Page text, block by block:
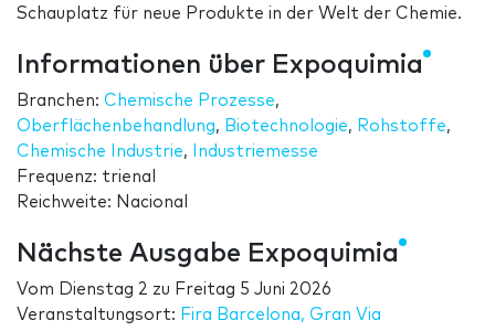
Schauplatz für neue Produkte in der Welt der Chemie.
Informationen über Expoquimia
Branchen: Chemische Prozesse,
Oberflächenbehandlung, Biotechnologie, Rohstoffe,
Chemische Industrie,
Industriemesse
Frequenz: trienal
Reichweite: Nacional
Nächste Ausgabe Expoquimia
Vom Dienstag 2 zu Freitag 5 Juni 2026
Veranstaltungsort: Fira Barcelona, Gran Via